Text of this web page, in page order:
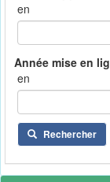
en
en
Rechercher